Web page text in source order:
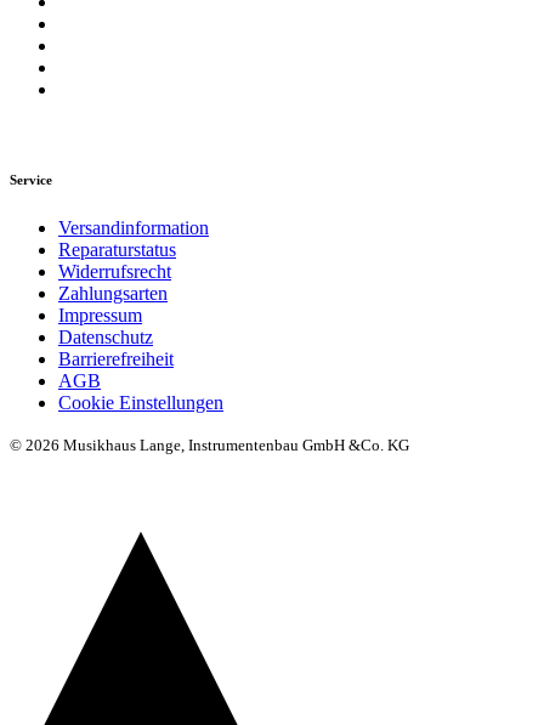
Service
Versandinformation
Reparaturstatus
Widerrufsrecht
Zahlungsarten
Impressum
Datenschutz
Barrierefreiheit
AGB
Cookie Einstellungen
© 2026 Musikhaus Lange, Instrumentenbau GmbH &Co. KG